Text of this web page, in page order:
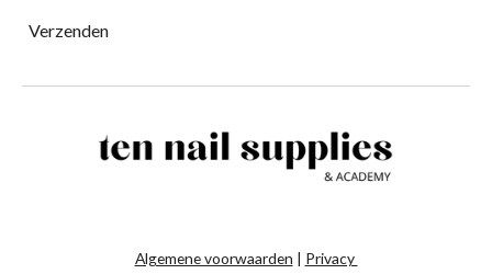
Verzenden
Algemene voorwaarden | Privacy